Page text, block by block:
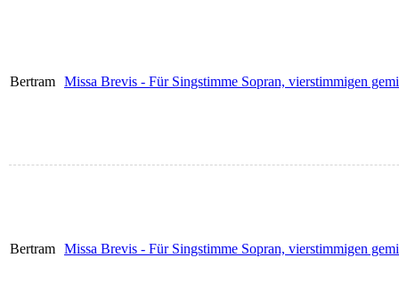
Bertram Missa Brevis - Für Singstimme Sopran, vierstimmigen
Bertram Missa Brevis - Für Singstimme Sopran, vierstimmigen